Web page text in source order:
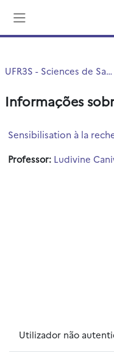
UFR3S - Sciences de Santé et du Sport
Informações
Sensibilisation à la
Professor: Ludivine
Utilizador não